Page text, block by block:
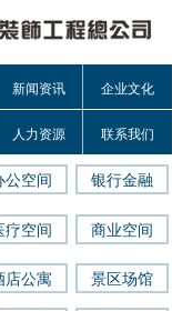
新闻资讯 企业文化
人力资源 联系我们
银行金融
公空间
疗空间 商业空间
店公寓 景区场馆